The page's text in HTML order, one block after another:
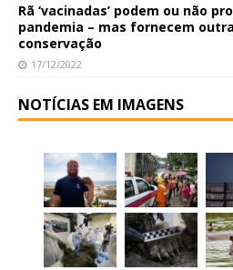
Rã ‘vacinadas’ podem ou não
pandemia – mas fornecem
conservação
17/12/2022
NOTÍCIAS EM IMAGENS